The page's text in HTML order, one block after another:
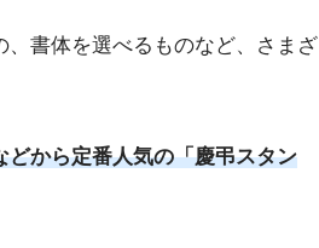
書体を選べるものなど、さまざ
から定番人気の「慶弔スタン